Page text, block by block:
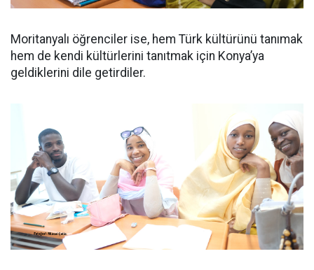
Moritanyalı öğrenciler ise, hem Türk kültürünü tanımak
hem de kendi kültürlerini tanıtmak için Konya’ya
geldiklerini dile getirdiler.